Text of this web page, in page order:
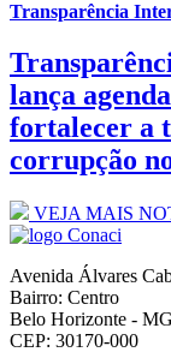
Transparência
lança
fortalecer a
corrupção
VEJA MAIS
Avenida Álvares
Bairro: Centro
Belo Horizonte - MG
CEP: 30170-000